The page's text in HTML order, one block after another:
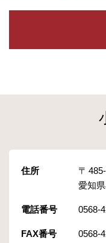
住所
愛知
電話番号 0568-
FAX番号 0568-